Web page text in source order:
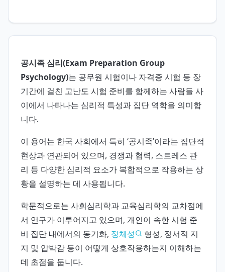
공시족 심리(Exam Preparation Group
Psychology)는 공무원 시험이나 자격증 시험 등 장
기간에 걸친 고난도 시험 준비를 함께하는 사람들 사
이에서 나타나는 심리적 특성과 집단 역학을 의미합
니다.
이 용어는 한국 사회에서 특히 ‘공시족’이라는 집단적
현상과 연관되어 있으며, 경쟁과 협력, 스트레스 관
리 등 다양한 심리적 요소가 복합적으로 작용하는 상
황을 설명하는 데 사용됩니다.
학문적으로는 사회심리학과 교육심리학의 교차점에
서 연구가 이루어지고 있으며, 개인이 속한 시험 준
비 집단 내에서의 동기화, 정체성
형성, 정서적 지
지 및 압박감 등이 어떻게 상호작용하는지 이해하는
데 초점을 둡니다.